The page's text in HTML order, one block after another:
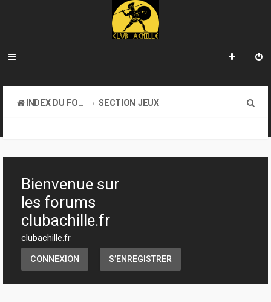
INDEX DU FORUM
SECTION JEUX
h
Bienvenue sur
les forums
clubachille.fr
clubachille.fr
CONNEXION S’ENREGISTRER